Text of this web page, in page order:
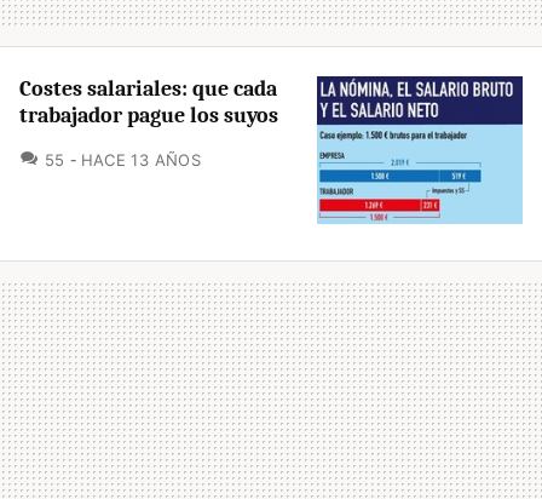
Costes salariales: que cada
trabajador pague los suyos
55 COMENTARIOS
HACE 13 AÑOS